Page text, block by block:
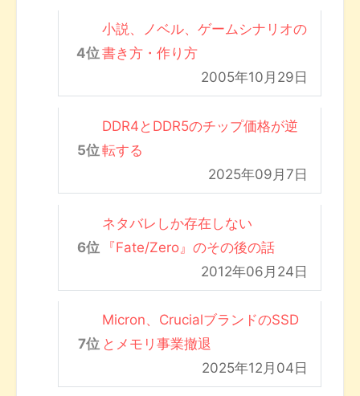
小説、ノベル、ゲームシナリオの
書き方・作り方
2005年10月29日
DDR4とDDR5のチップ価格が逆
転する
2025年09月7日
ネタバレしか存在しない
『Fate/Zero』のその後の話
2012年06月24日
Micron、CrucialブランドのSSD
とメモリ事業撤退
2025年12月04日